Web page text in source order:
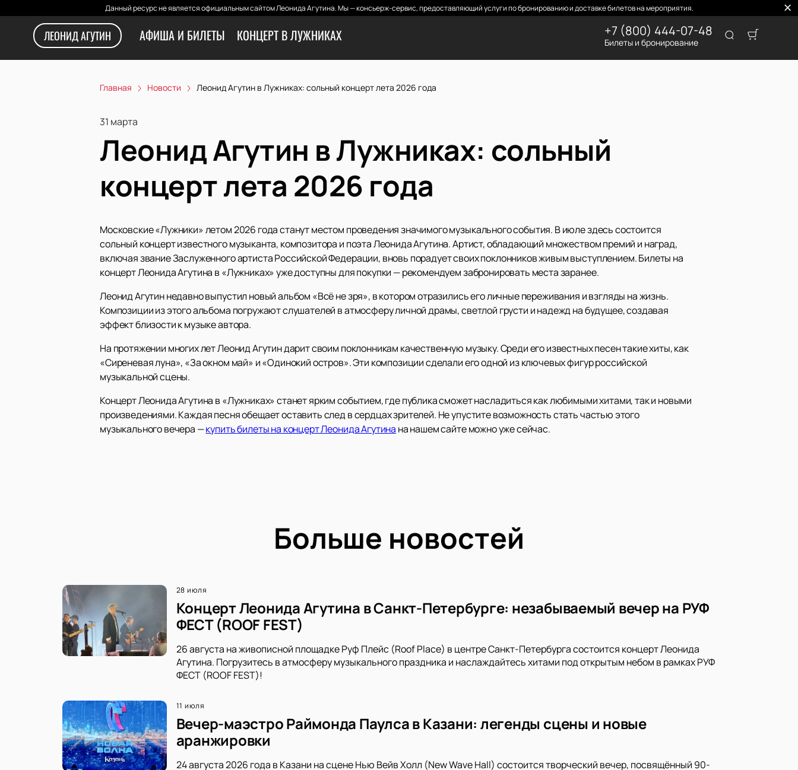
Данный ресурс не является официальным сайтом Леонида Агутина. Мы — консьерж-сервис, предоставляющий услуги по бронированию и доставке билетов на мероприятия.
ЛЕОНИД АГУТИН АФИША И БИЛЕТЫ КОНЦЕРТ В ЛУЖНИКАХ +7 (800) 444-07-48
Билеты и бронирование
Главная Новости Леонид Агутин в Лужниках: сольный концерт лета 2026 года
31 марта
Леонид Агутин в Лужниках: сольный
концерт лета 2026 года
Московские «Лужники» летом 2026 года станут местом проведения значимого музыкального события. В июле здесь состоится
сольный концерт известного музыканта, композитора и поэта Леонида Агутина. Артист, обладающий множеством премий и наград,
включая звание Заслуженного артиста Российской Федерации, вновь порадует своих поклонников живым выступлением. Билеты на
концерт Леонида Агутина в «Лужниках» уже доступны для покупки — рекомендуем забронировать места заранее.
Леонид Агутин недавно выпустил новый альбом «Всё не зря», в котором отразились его личные переживания и взгляды на жизнь.
Композиции из этого альбома погружают слушателей в атмосферу личной драмы, светлой грусти и надежд на будущее, создавая
эффект близости к музыке автора.
На протяжении многих лет Леонид Агутин дарит своим поклонникам качественную музыку. Среди его известных песен такие хиты, как
«Сиреневая луна», «За окном май» и «Одинокий остров». Эти композиции сделали его одной из ключевых фигур российской
музыкальной сцены.
Концерт Леонида Агутина в «Лужниках» станет ярким событием, где публика сможет насладиться как любимыми хитами, так и новыми
произведениями. Каждая песня обещает оставить след в сердцах зрителей. Не упустите возможность стать частью этого
музыкального вечера —купить билеты на концерт Леонида Агутина на нашем сайте можно уже сейчас.
Больше новостей
28 июля
Концерт Леонида Агутина в Санкт-Петербурге: незабываемый вечер на РУФ
ФЕСТ (ROOF FEST)
26 августа на живописной площадке Руф Плейс (Roof Place) в центре Санкт-Петербурга состоится концерт Леонида
Агутина. Погрузитесь в атмосферу музыкального праздника и наслаждайтесь хитами под открытым небом в рамках РУФ
ФЕСТ (ROOF FEST)!
11 июля
Вечер-маэстро Раймонда Паулса в Казани: легенды сцены и новые
аранжировки
24 августа 2026 года в Казани на сцене Нью Вейв Холл (New Wave Hall) состоится творческий вечер, посвящённый 90-